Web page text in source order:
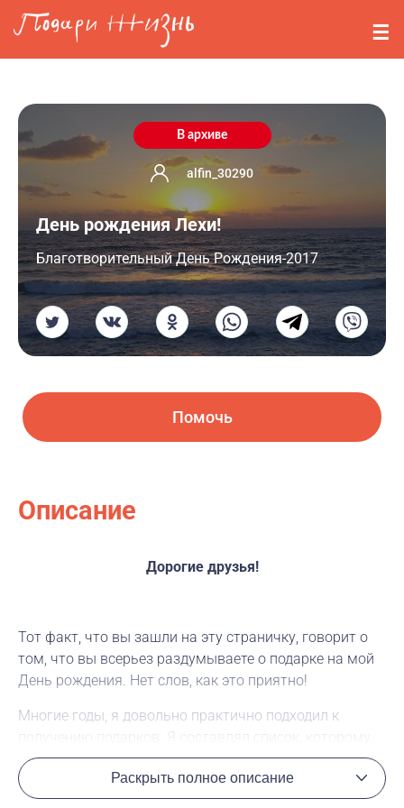
Перейти к основному содержанию
События
Вопросы
Войти
Регистрация
В архиве
alfin_30290
День рождения Лехи!
Благотворительный День Рождения-2017
Помочь
Описание
Дорогие друзья!
Тот факт, что вы зашли на эту страничку, говорит о
том, что вы всерьез раздумываете о подарке на мой
День рождения. Нет слов, как это приятно!
Многие годы, я довольно практично подходил к
получению подарков. Я составлял список, которому
вы, мои друзья, следовали. Вероятность не угадать
стремилась к нулю (элемент радостной
неожиданности, правда, тоже исчезал).
Раскрыть полное описание